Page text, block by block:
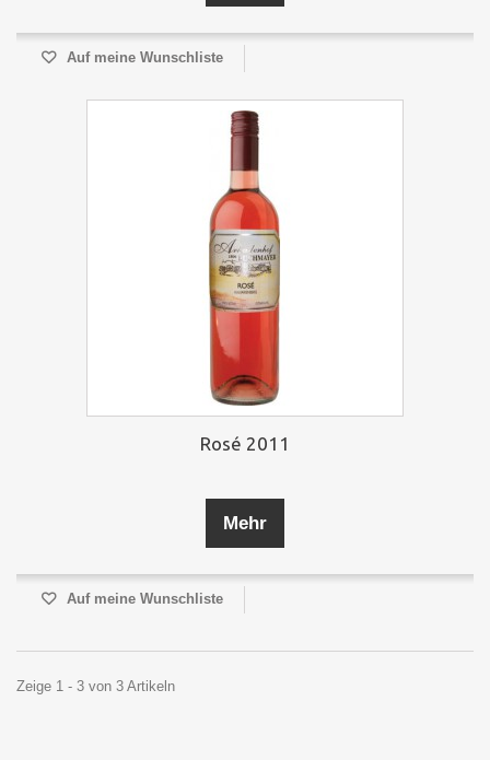
Auf meine Wunschliste
Rosé 2011
Mehr
Auf meine Wunschliste
Zeige 1 - 3 von 3 Artikeln